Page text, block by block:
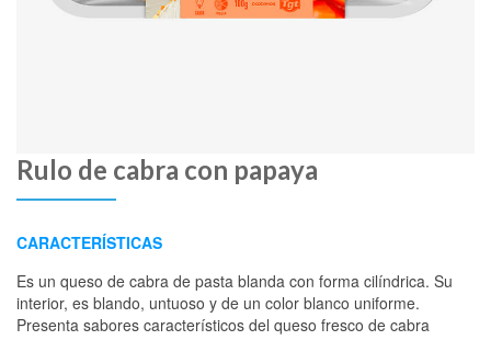
Rulo de cabra con papaya
CARACTERÍSTICAS
Es un queso de cabra de pasta blanda con forma cilíndrica. Su
interior, es blando, untuoso y de un color blanco uniforme.
Presenta sabores característicos del queso fresco de cabra